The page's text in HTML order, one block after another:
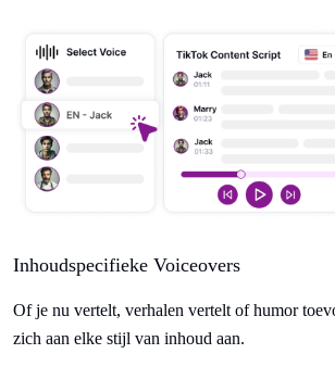
Inhoudspecifieke Voiceovers
Of je nu vertelt, verhalen vertelt of humor
zich aan elke stijl van inhoud aan.